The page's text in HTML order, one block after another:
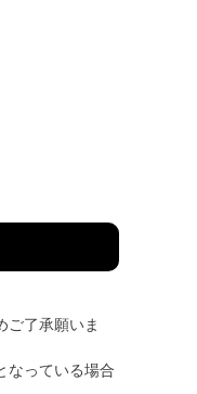
ご了承願いま
なっている場合